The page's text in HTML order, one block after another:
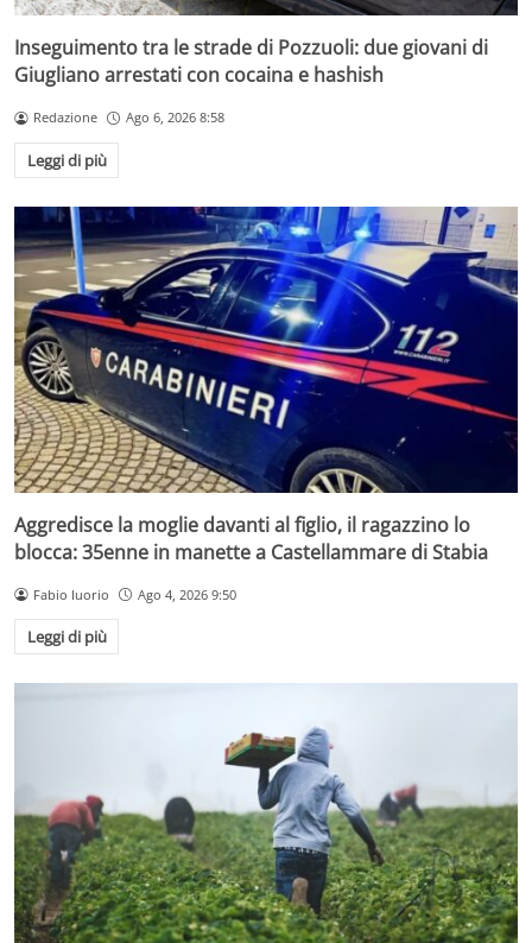
Inseguimento tra le strade di Pozzuoli: due giovani di
Giugliano arrestati con cocaina e hashish
Redazione Ago 6, 2026 8:58
Leggi di più
Aggredisce la moglie davanti al figlio, il ragazzino lo
blocca: 35enne in manette a Castellammare di Stabia
Fabio Iuorio Ago 4, 2026 9:50
Leggi di più